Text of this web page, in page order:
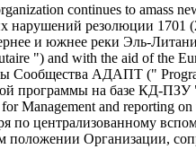
continues to amass
резолюции 1701
и южнее реки Эль-
") and with the aid ofthe
Сообщества АДАПТ ("
программы на базе КД-
Management and reporting
по централизованному
положении Организации,